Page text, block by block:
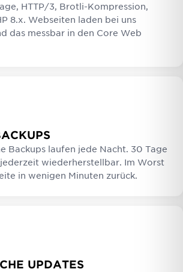
HTTP/3, Brotli-Kompression,
8.x. Webseiten laden bei uns
das messbar in den Core Web
Backups laufen jede Nacht. 30 Tage
wiederherstellbar. Im Worst
in wenigen Minuten zurück.
UPDATES